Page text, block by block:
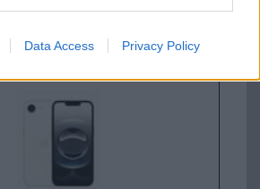
Data Access Privacy Policy
280.000 Ft (új)
Apple iPhone 16e